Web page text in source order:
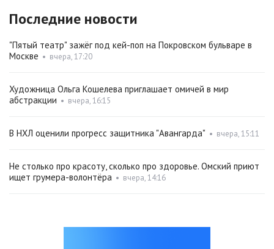
Последние новости
"Пятый театр" зажёг под кей-поп на Покровском бульваре в
Москве • вчера, 17:20
Художница Ольга Кошелева приглашает омичей в мир
абстракции • вчера, 16:15
В НХЛ оценили прогресс защитника "Авангарда" • вчера, 15:11
Не столько про красоту, сколько про здоровье. Омский приют
ищет грумера-волонтёра • вчера, 14:16